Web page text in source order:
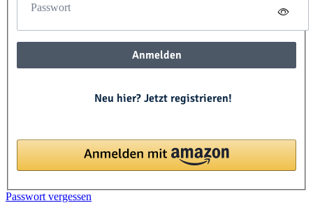
Passwort
Anmelden
Neu hier? Jetzt registrieren!
Passwort vergessen